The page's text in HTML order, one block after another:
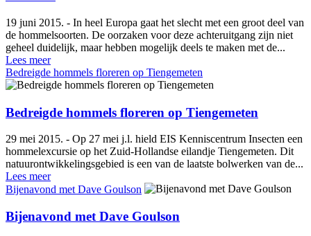
19 juni 2015. - In heel Europa gaat het slecht met een groot deel van
de hommelsoorten. De oorzaken voor deze achteruitgang zijn niet
geheel duidelijk, maar hebben mogelijk deels te maken met de...
Lees meer
Bedreigde hommels floreren op Tiengemeten
Bedreigde hommels floreren op Tiengemeten
29 mei 2015. - Op 27 mei j.l. hield EIS Kenniscentrum Insecten een
hommelexcursie op het Zuid-Hollandse eilandje Tiengemeten. Dit
natuurontwikkelingsgebied is een van de laatste bolwerken van de...
Lees meer
Bijenavond met Dave Goulson
Bijenavond met Dave Goulson